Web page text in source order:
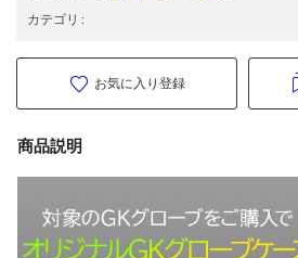
カテゴリ :
お気に入り登録
商品説明